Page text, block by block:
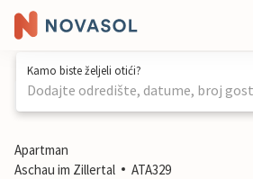
Kamo biste željeli otići?
Dodajte odredište, datume, broj
1 / 15
Apartman
Aschau im Zillertal
ATA329